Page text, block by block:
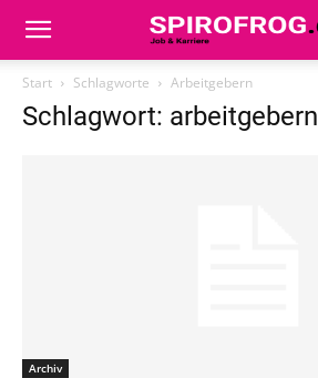
Start Schlagworte Arbeitgebern
Schlagwort: arbeitgebern
Archiv